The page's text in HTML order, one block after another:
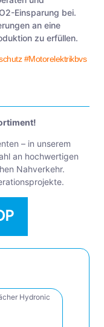
Einsparung bei.
an eine
zu erfüllen.
#Motorelektrikbvs
– in unserem
an hochwertigen
Nahverkehr.
Hydronic